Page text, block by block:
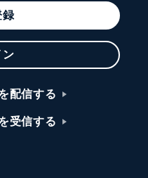
録
ン
配信する
受信する